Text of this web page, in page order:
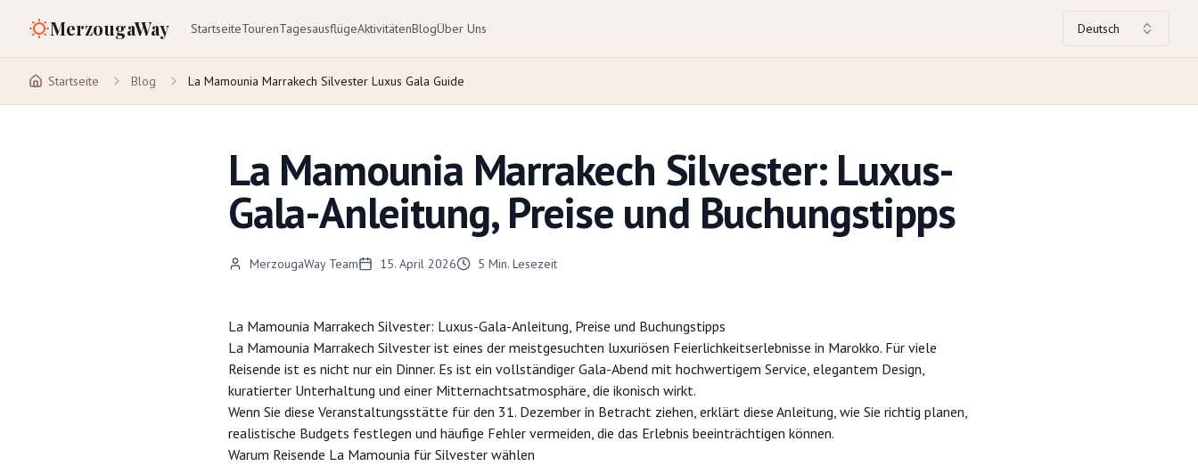
MerzougaWay StartseiteTourenTagesausflügeAktivitätenBlogÜber Uns Deutsch
Startseite Blog La Mamounia Marrakech Silvester Luxus Gala Guide
La Mamounia Marrakech Silvester: Luxus-
Gala-Anleitung, Preise und Buchungstipps
MerzougaWay Team 15. April 2026 5 Min. Lesezeit
La Mamounia Marrakech Silvester: Luxus-Gala-Anleitung, Preise und Buchungstipps
La Mamounia Marrakech Silvester ist eines der meistgesuchten luxuriösen Feierlichkeitserlebnisse in Marokko. Für viele
Reisende ist es nicht nur ein Dinner. Es ist ein vollständiger Gala-Abend mit hochwertigem Service, elegantem Design,
kuratierter Unterhaltung und einer Mitternachtsatmosphäre, die ikonisch wirkt.
Wenn Sie diese Veranstaltungsstätte für den 31. Dezember in Betracht ziehen, erklärt diese Anleitung, wie Sie richtig planen,
realistische Budgets festlegen und häufige Fehler vermeiden, die das Erlebnis beeinträchtigen können.
Warum Reisende La Mamounia für Silvester wählen